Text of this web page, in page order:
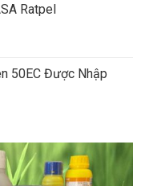
Ratpel
50EC Được Nhập